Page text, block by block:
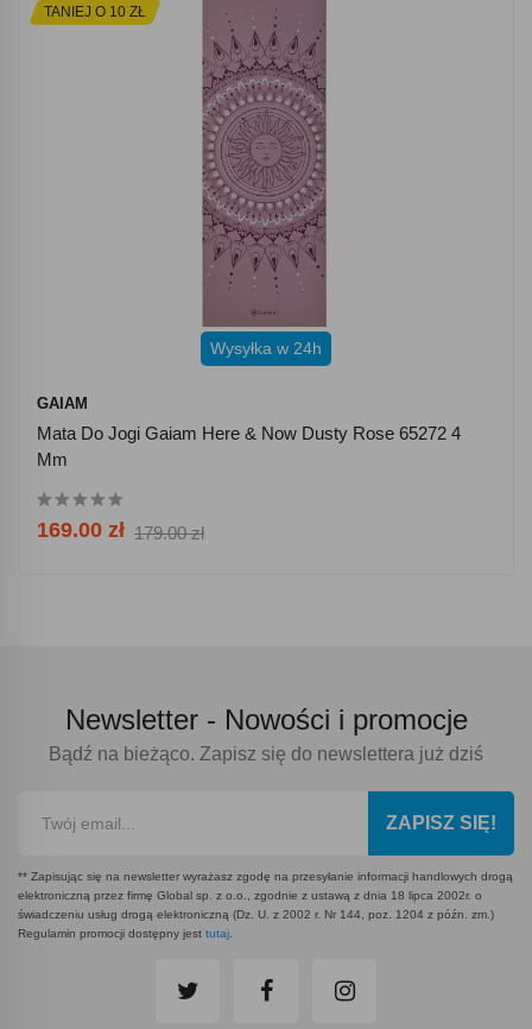
TANIEJ O 10 ZŁ
Wysyłka w 24h
GAIAM
Mata Do Jogi Gaiam Here & Now Dusty Rose 65272 4
Mm
169.00 zł 179.00 zł
Newsletter - Nowości i promocje
Bądź na bieżąco. Zapisz się do newslettera już dziś
ZAPISZ SIĘ!
** Zapisując się na newsletter wyrażasz zgodę na przesyłanie informacji handlowych drogą
elektroniczną przez firmę Global sp. z o.o., zgodnie z ustawą z dnia 18 lipca 2002r. o
świadczeniu usług drogą elektroniczną (Dz. U. z 2002 r. Nr 144, poz. 1204 z późn. zm.)
Regulamin promocji dostępny jest tutaj.